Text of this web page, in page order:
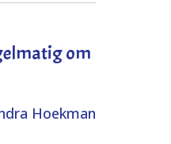
om
Hoekman